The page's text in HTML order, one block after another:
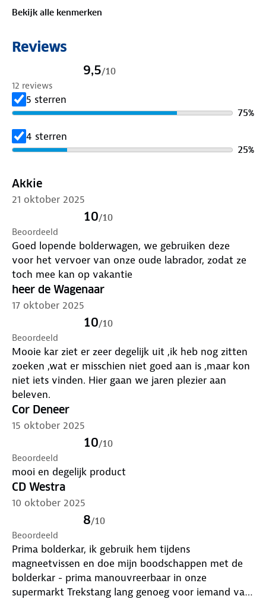
handige opbergvakken bieden plek aan kleine
spullen zoals drinkflessen, zonnebrand of snacks. Na
gebruik klap je de Tirrenia snel in. Hij past compact
in de auto. Met de beschermhoes berg je hem thuis
netjes en stofvrij op.
Maak je bolderkar compleet met de
perfect als vlakke ondergrond tijdens een picknick.
met de
Afmetingen:
Uitgevouwen: 106 x 54 x 58 cm
Opgevouwen: 28 x 23 x 74 cm
Bekijk alle kenmerken
Reviews
9,5/10
12 reviews
5 sterren
75%
4 sterren
25%
Akkie
21 oktober 2025
10/10
Beoordeeld
Goed lopende bolderwagen, we gebruiken deze
voor het vervoer van onze oude labrador, zodat ze
toch mee kan op vakantie
heer de Wagenaar
17 oktober 2025
10/10
Beoordeeld
Mooie kar ziet er zeer degelijk uit ,ik heb nog zitten
zoeken ,wat er misschien niet goed aan is ,maar kon
niet iets vinden. Hier gaan we jaren plezier aan
beleven.
Cor Deneer
15 oktober 2025
10/10
Beoordeeld
mooi en degelijk product
CD Westra
10 oktober 2025
8/10
Beoordeeld
Prima bolderkar, ik gebruik hem tijdens
magneetvissen en doe mijn boodschappen met de
bolderkar - prima manouvreerbaar in onze
supermarkt Trekstang lang genoeg voor iemand van